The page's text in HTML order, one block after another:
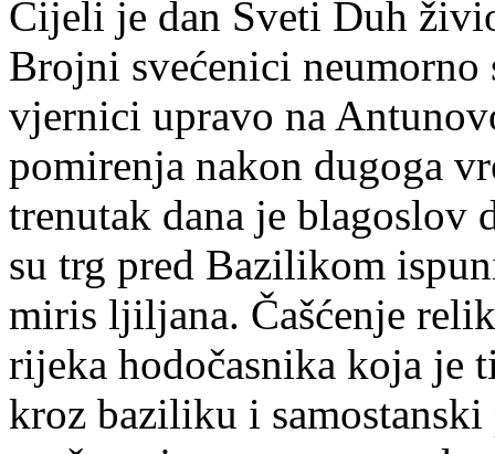
Cijeli je dan Sveti Duh
Brojni svećenici
vjernici upravo na
pomirenja nakon dugoga
trenutak dana je blagoslov
su trg pred Bazilikom
miris ljiljana. Čašćenje
rijeka hodočasnika koja je
kroz baziliku i